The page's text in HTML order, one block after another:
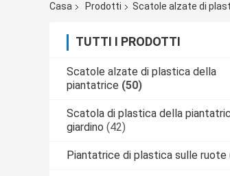
Casa Prodotti Scatole alzate di
TUTTI I PRODOTTI
Scatole alzate di plastica della
piantatrice (50)
Scatola di plastica della
giardino (42)
Piantatrice di plastica sulle ruote